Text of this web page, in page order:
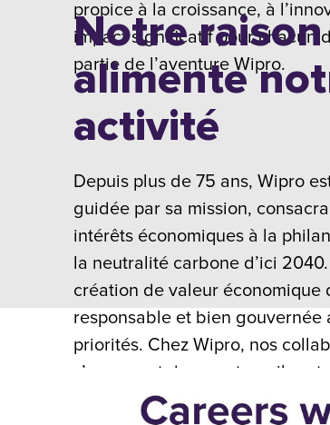
propice à la croissance, à
impact significatif pour chacun
partie de l’aventure Wipro.
Notre raison
alimente
activité
Depuis plus de 75 ans, Wipro
guidée par sa mission,
intérêts économiques à la
la neutralité carbone d’ici
création de valeur économique
responsable et bien
priorités. Chez Wipro, nos
s’engagent dans un travail
contribuant à des objectifs